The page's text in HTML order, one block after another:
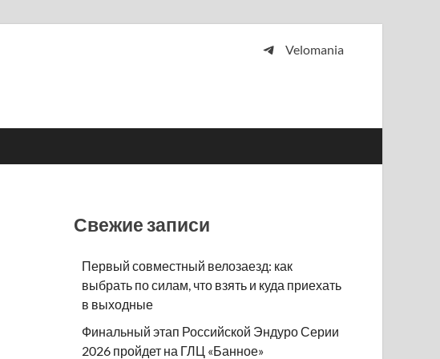
Velomania
Свежие записи
Первый совместный велозаезд: как
выбрать по силам, что взять и куда приехать
в выходные
Финальный этап Российской Эндуро Серии
2026 пройдет на ГЛЦ «Банное»